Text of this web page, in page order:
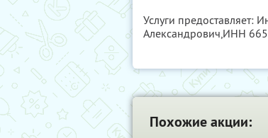
Услуги предоставляет:
Александрович,ИНН
Похожие акции: